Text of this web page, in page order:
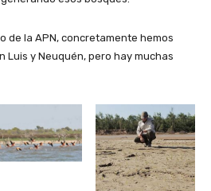
de la APN, concretamente hemos
Luis y Neuquén, pero hay muchas